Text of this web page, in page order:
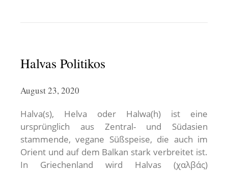
Halvas Politikos
August 23, 2020
Halva(s), Helva oder Halwa(h) ist eine
ursprünglich aus Zentral- und Südasien
stammende, vegane Süßspeise, die auch im
Orient und auf dem Balkan stark verbreitet ist.
In Griechenland wird Halvas (χαλβάς)